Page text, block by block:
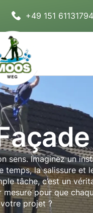
+49 151 61131794
Imaginez un
la salissure et
tâche, c’est un
pour que
projet ?